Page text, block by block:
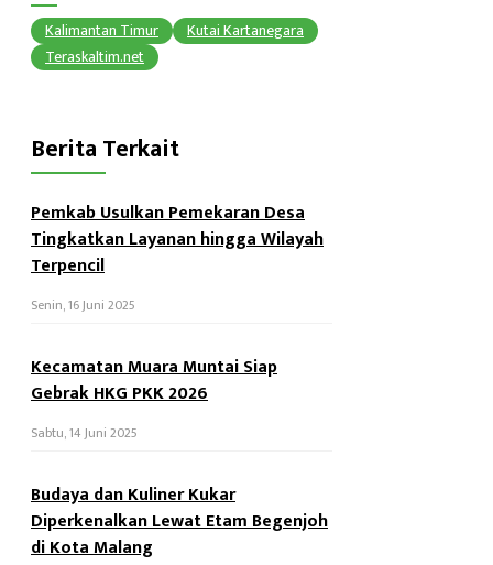
Kalimantan Timur
Kutai Kartanegara
Teraskaltim.net
Berita Terkait
Pemkab Usulkan Pemekaran Desa
Tingkatkan Layanan hingga Wilayah
Terpencil
Senin, 16 Juni 2025
Kecamatan Muara Muntai Siap
Gebrak HKG PKK 2026
Sabtu, 14 Juni 2025
Budaya dan Kuliner Kukar
Diperkenalkan Lewat Etam Begenjoh
di Kota Malang